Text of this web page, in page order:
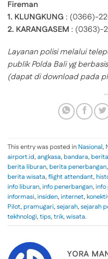
Fireman
1. KLUNGKUNG : (0366)-
2. KARANGASEM : (0363)-
Layanan polisi melalui
publik Polda Bali yg
(dapat di download pada
This entry was posted in Nasional,
airport.id,angkasa, bandara, berita
berita liburan, berita penerbangan,
berita wisata,flight attendant,
info liburan,info penerbangan,info
informasi,insiden,internet,
Pilot,pramugari,sejarah,sejarah
tekhnologi,tips,trik,wisata.
YORA